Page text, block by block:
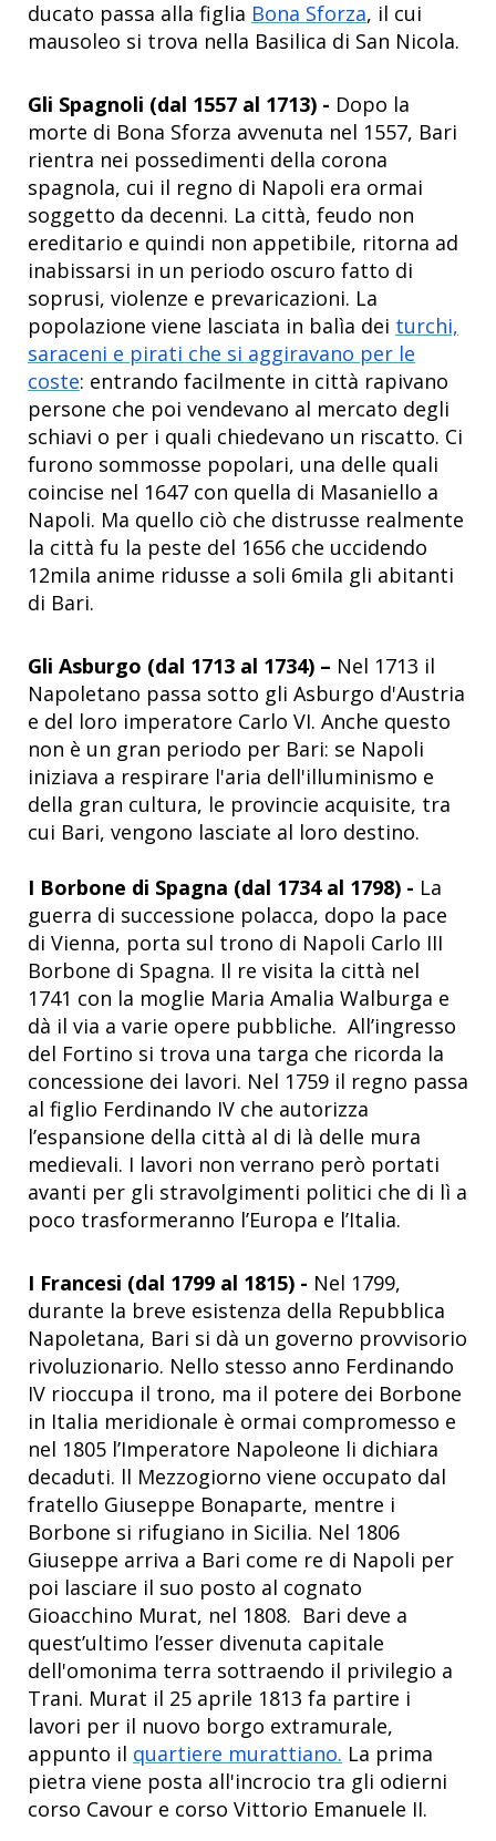
ducato passa alla figlia Bona Sforza, il cui
mausoleo si trova nella Basilica di San Nicola.
Gli Spagnoli (dal 1557 al 1713) - Dopo la
morte di Bona Sforza avvenuta nel 1557, Bari
rientra nei possedimenti della corona
spagnola, cui il regno di Napoli era ormai
soggetto da decenni. La città, feudo non
ereditario e quindi non appetibile, ritorna ad
inabissarsi in un periodo oscuro fatto di
soprusi, violenze e prevaricazioni. La
popolazione viene lasciata in balìa dei turchi,
saraceni e pirati che si aggiravano per le
coste: entrando facilmente in città rapivano
persone che poi vendevano al mercato degli
schiavi o per i quali chiedevano un riscatto. Ci
furono sommosse popolari, una delle quali
coincise nel 1647 con quella di Masaniello a
Napoli. Ma quello ciò che distrusse realmente
la città fu la peste del 1656 che uccidendo
12mila anime ridusse a soli 6mila gli abitanti
di Bari.
Gli Asburgo (dal 1713 al 1734) – Nel 1713 il
Napoletano passa sotto gli Asburgo d'Austria
e del loro imperatore Carlo VI. Anche questo
non è un gran periodo per Bari: se Napoli
iniziava a respirare l'aria dell'illuminismo e
della gran cultura, le provincie acquisite, tra
cui Bari, vengono lasciate al loro destino.
I Borbone di Spagna (dal 1734 al 1798) - La
guerra di successione polacca, dopo la pace
di Vienna, porta sul trono di Napoli Carlo III
Borbone di Spagna. Il re visita la città nel
1741 con la moglie Maria Amalia Walburga e
dà il via a varie opere pubbliche. All’ingresso
del Fortino si trova una targa che ricorda la
concessione dei lavori. Nel 1759 il regno passa
al figlio Ferdinando IV che autorizza
l’espansione della città al di là delle mura
medievali. I lavori non verrano però portati
avanti per gli stravolgimenti politici che di lì a
poco trasformeranno l’Europa e l’Italia.
I Francesi (dal 1799 al 1815) - Nel 1799,
durante la breve esistenza della Repubblica
Napoletana, Bari si dà un governo provvisorio
rivoluzionario. Nello stesso anno Ferdinando
IV rioccupa il trono, ma il potere dei Borbone
in Italia meridionale è ormai compromesso e
nel 1805 l’Imperatore Napoleone li dichiara
decaduti. ll Mezzogiorno viene occupato dal
fratello Giuseppe Bonaparte, mentre i
Borbone si rifugiano in Sicilia. Nel 1806
Giuseppe arriva a Bari come re di Napoli per
poi lasciare il suo posto al cognato
Gioacchino Murat, nel 1808. Bari deve a
quest’ultimo l’esser divenuta capitale
dell'omonima terra sottraendo il privilegio a
Trani. Murat il 25 aprile 1813 fa partire i
lavori per il nuovo borgo extramurale,
appunto il quartiere murattiano. La prima
pietra viene posta all'incrocio tra gli odierni
corso Cavour e corso Vittorio Emanuele II.